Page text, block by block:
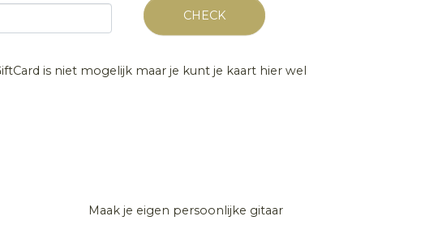
CHECK
is niet mogelijk maar je kunt je kaart hier wel
Maak je eigen persoonlijke gitaar